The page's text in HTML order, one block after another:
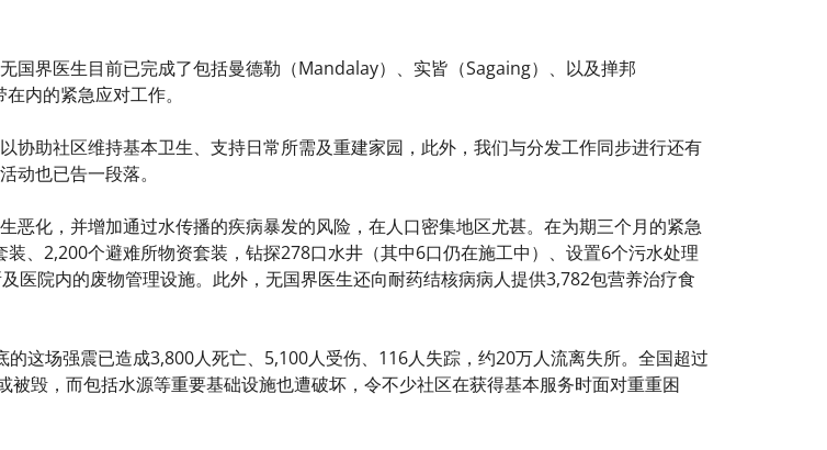
国界医生目前已完成了包括曼德勒（Mandalay）、实皆（Sagaing）、以及掸邦
内的紧急应对工作。
协助社区维持基本卫生、支持日常所需及重建家园，此外，我们与分发工作同步进行还有
动也已告一段落。
恶化，并增加通过水传播的疾病暴发的风险，在人口密集地区尤甚。在为期三个月的紧急
、2,200个避难所物资套装，钻探278口水井（其中6口仍在施工中）、设置6个污水处理
医院内的废物管理设施。此外，无国界医生还向耐药结核病病人提供3,782包营养治疗食
这场强震已造成3,800人死亡、5,100人受伤、116人失踪，约20万人流离失所。全国超过
毁，而包括水源等重要基础设施也遭破坏，令不少社区在获得基本服务时面对重重困